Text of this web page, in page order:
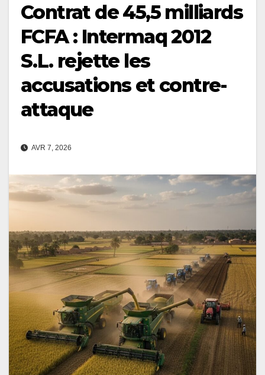
Contrat de 45,5 milliards
FCFA : Intermaq 2012
S.L. rejette les
accusations et contre-
attaque
AVR 7, 2026